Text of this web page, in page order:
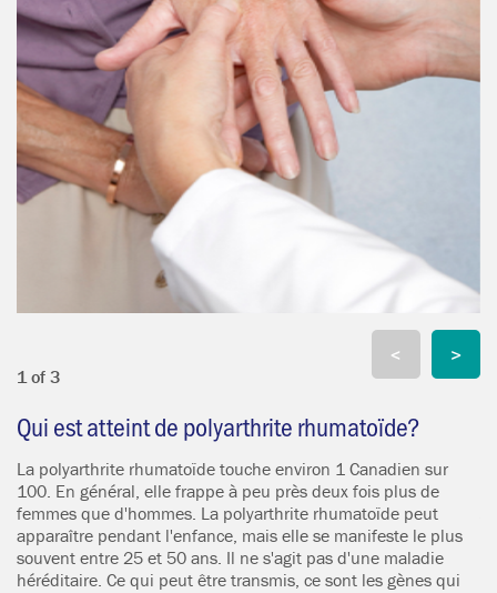
1 of 3
Qui est atteint de polyarthrite rhumatoïde?
La polyarthrite rhumatoïde touche environ 1 Canadien sur
100. En général, elle frappe à peu près deux fois plus de
femmes que d'hommes. La polyarthrite rhumatoïde peut
apparaître pendant l'enfance, mais elle se manifeste le plus
souvent entre 25 et 50 ans. Il ne s'agit pas d'une maladie
héréditaire. Ce qui peut être transmis, ce sont les gènes qui